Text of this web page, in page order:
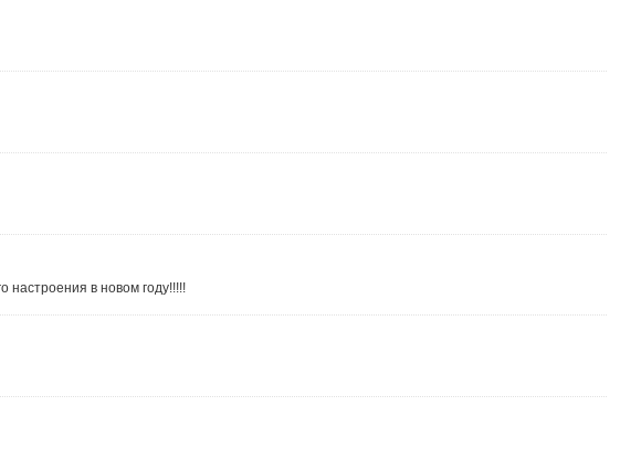
в новом году!!!!!